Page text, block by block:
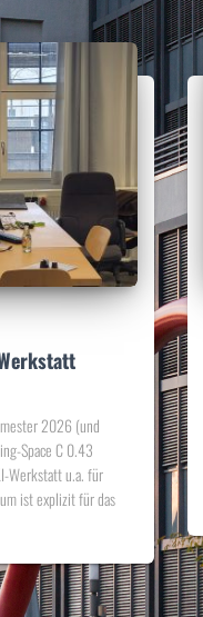
2026 (und
Space C 0.43
Werkstatt u.a. für
ist explizit für das